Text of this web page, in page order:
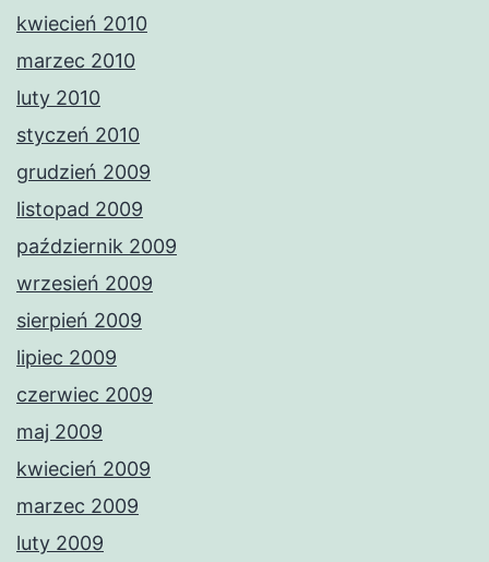
kwiecień 2010
marzec 2010
luty 2010
styczeń 2010
grudzień 2009
listopad 2009
październik 2009
wrzesień 2009
sierpień 2009
lipiec 2009
czerwiec 2009
maj 2009
kwiecień 2009
marzec 2009
luty 2009